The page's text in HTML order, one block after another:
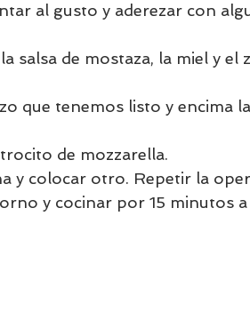
al gusto y aderezar con
salsa de mostaza, la miel y el
que tenemos listo y encima
de mozzarella.
y colocar otro. Repetir la
y cocinar por 15 minutos